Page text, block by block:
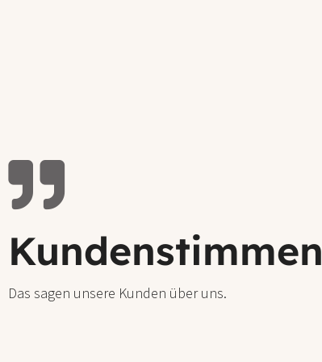
Kundenstimmen
Das sagen unsere Kunden über uns.